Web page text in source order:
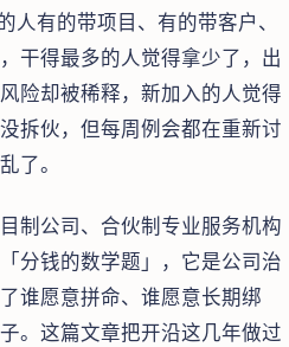
有的带项目、有的带客户、
干得最多的人觉得拿少了，出
险却被稀释，新加入的人觉得
拆伙，但每周例会都在重新讨
了。
制公司、合伙制专业服务机构
分钱的数学题」，它是公司治
谁愿意拼命、谁愿意长期绑
。这篇文章把开沿这几年做过